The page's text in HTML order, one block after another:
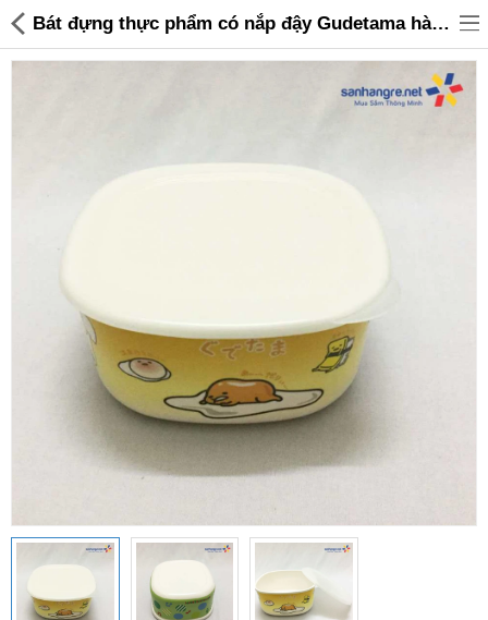
Đồ chơi trẻ em
Sản phẩm khác
So sánh Yêu thích (0)
Hotline: 0816 505 655
Tải App SanHangRe nhận Quà
Bát đựng thực phẩm có nắp đậy Gudetama hàng xuất Nhật - 65,000 | Sanhangre